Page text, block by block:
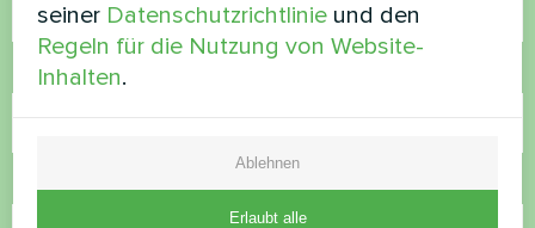
Rufnummer
E-Mail
seiner Datenschutzrichtlinie und den
Regeln für die Nutzung von Website-
Inhalten.
Ablehnen
Erlaubt alle